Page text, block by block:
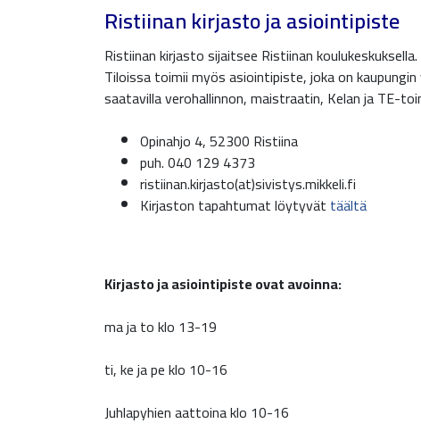
Ristiinan kirjasto ja asiointipiste
Ristiinan kirjasto sijaitsee Ristiinan
Tiloissa toimii myös asiointipiste, joka on
saatavilla verohallinnon, maistraatin, Kelan ja TE-
Opinahjo 4, 52300 Ristiina
puh. 040 129 4373
ristiinan.kirjasto(at)sivistys.mikkeli.fi
Kirjaston tapahtumat löytyvät täältä
Kirjasto ja asiointipiste ovat avoinna:
ma ja to klo 13-19
ti, ke ja pe klo 10-16
Juhlapyhien aattoina klo 10-16